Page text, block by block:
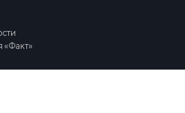
«Факт»